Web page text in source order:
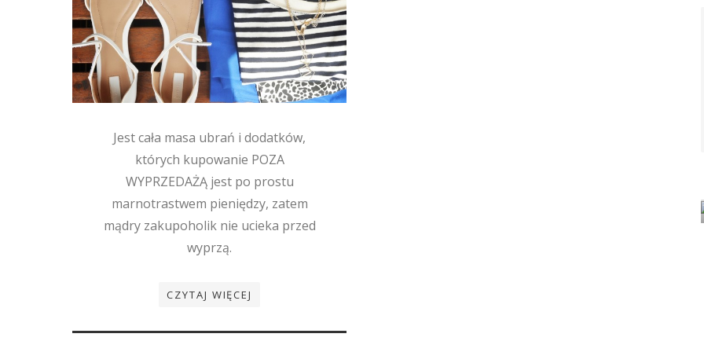
Jest cała masa ubrań i dodatków,
których kupowanie POZA
WYPRZEDAŻĄ jest po prostu
marnotrastwem pieniędzy, zatem
mądry zakupoholik nie ucieka przed
wyprzą.
CZYTAJ WIĘCEJ